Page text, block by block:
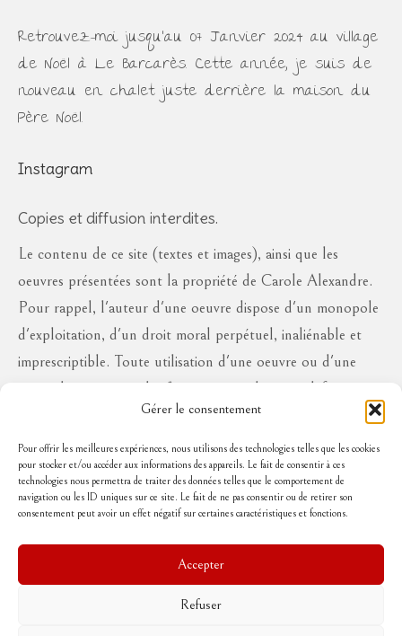
Gérer le consentement
Pour offrir les meilleures expériences, nous utilisons des technologies telles que les cookies
pour stocker et/ou accéder aux informations des appareils. Le fait de consentir à ces
technologies nous permettra de traiter des données telles que le comportement de
navigation ou les ID uniques sur ce site. Le fait de ne pas consentir ou de retirer son
consentement peut avoir un effet négatif sur certaines caractéristiques et fonctions.
Accepter
Refuser
Retrouvez-moi jusqu'au 07 Janvier 2024 au village
de Noël à Le Barcarès. Cette année, je suis de
nouveau en chalet juste derrière la maison du
Père Noël.
Instagram
Copies et diffusion interdites.
Le contenu de ce site (textes et images), ainsi que les
oeuvres présentées sont la propriété de Carole Alexandre.
Pour rappel, l'auteur d'une oeuvre dispose d'un monopole
d'exploitation, d'un droit moral perpétuel, inaliénable et
imprescriptible. Toute utilisation d'une oeuvre ou d'une
partie des oeuvres à des fins commerciales ou à défaut en
diffusion publique, sous quelque forme que ce soit, est
interdite sans l'autorisation de l'auteur, aux risques de se
voir réclamer des dommages et intérêts..
Suivez-moi
Politique de cookies (UE)